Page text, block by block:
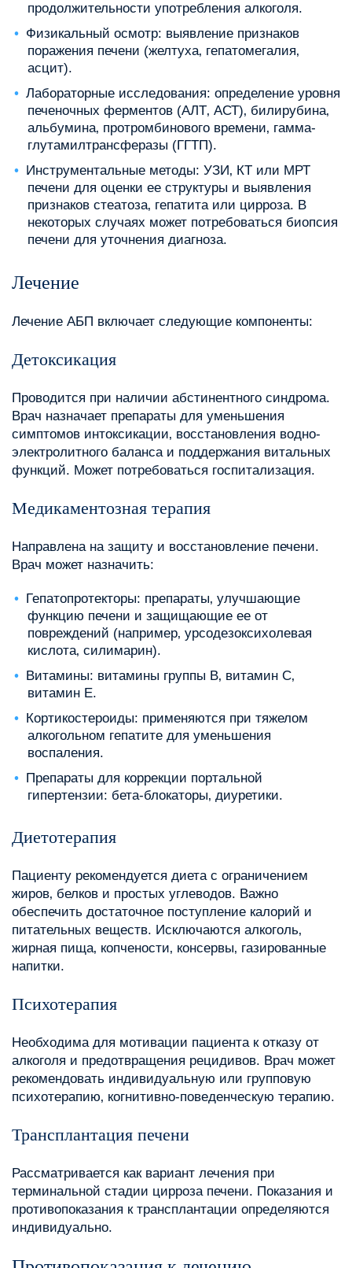
продолжительности употребления алкоголя.
Физикальный осмотр: выявление признаков
поражения печени (желтуха‚ гепатомегалия‚
асцит).
Лабораторные исследования: определение уровня
печеночных ферментов (АЛТ‚ АСТ)‚ билирубина‚
альбумина‚ протромбинового времени‚ гамма-
глутамилтрансферазы (ГГТП).
Инструментальные методы: УЗИ‚ КТ или МРТ
печени для оценки ее структуры и выявления
признаков стеатоза‚ гепатита или цирроза. В
некоторых случаях может потребоваться биопсия
печени для уточнения диагноза.
Лечение
Лечение АБП включает следующие компоненты:
Детоксикация
Проводится при наличии абстинентного синдрома.
Врач назначает препараты для уменьшения
симптомов интоксикации‚ восстановления водно-
электролитного баланса и поддержания витальных
функций. Может потребоваться госпитализация.
Медикаментозная терапия
Направлена на защиту и восстановление печени.
Врач может назначить:
Гепатопротекторы: препараты‚ улучшающие
функцию печени и защищающие ее от
повреждений (например‚ урсодезоксихолевая
кислота‚ силимарин).
Витамины: витамины группы B‚ витамин C‚
витамин E.
Кортикостероиды: применяются при тяжелом
алкогольном гепатите для уменьшения
воспаления.
Препараты для коррекции портальной
гипертензии: бета-блокаторы‚ диуретики.
Диетотерапия
Пациенту рекомендуется диета с ограничением
жиров‚ белков и простых углеводов. Важно
обеспечить достаточное поступление калорий и
питательных веществ. Исключаются алкоголь‚
жирная пища‚ копчености‚ консервы‚ газированные
напитки.
Психотерапия
Необходима для мотивации пациента к отказу от
алкоголя и предотвращения рецидивов. Врач может
рекомендовать индивидуальную или групповую
психотерапию‚ когнитивно-поведенческую терапию.
Трансплантация печени
Рассматривается как вариант лечения при
терминальной стадии цирроза печени. Показания и
противопоказания к трансплантации определяются
индивидуально.